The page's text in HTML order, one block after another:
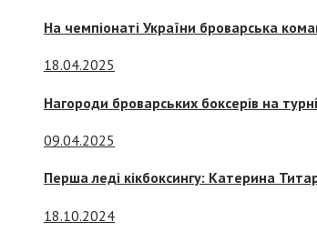
На чемпіонаті України броварська
18.04.2025
Нагороди броварських боксерів на
09.04.2025
Перша леді кікбоксингу: Катерина
18.10.2024